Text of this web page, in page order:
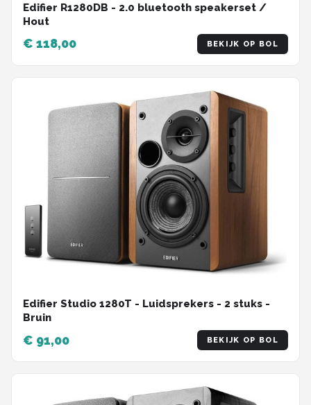
Edifier R1280DB - 2.0 bluetooth speakerset /
Hout
€ 118,00 BEKIJK OP BOL
Edifier Studio 1280T - Luidsprekers - 2 stuks -
Bruin
€ 91,00 BEKIJK OP BOL